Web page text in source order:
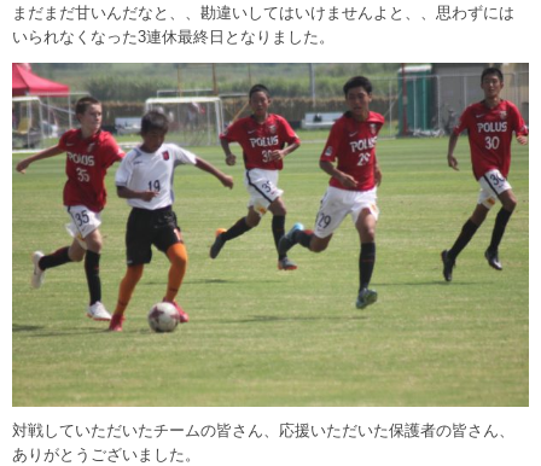
まだまだ甘いんだなと、、勘違いしてはいけませんよと、、思わずには
いられなくなった3連休最終日となりました。
対戦していただいたチームの皆さん、応援いただいた保護者の皆さん、
ありがとうございました。